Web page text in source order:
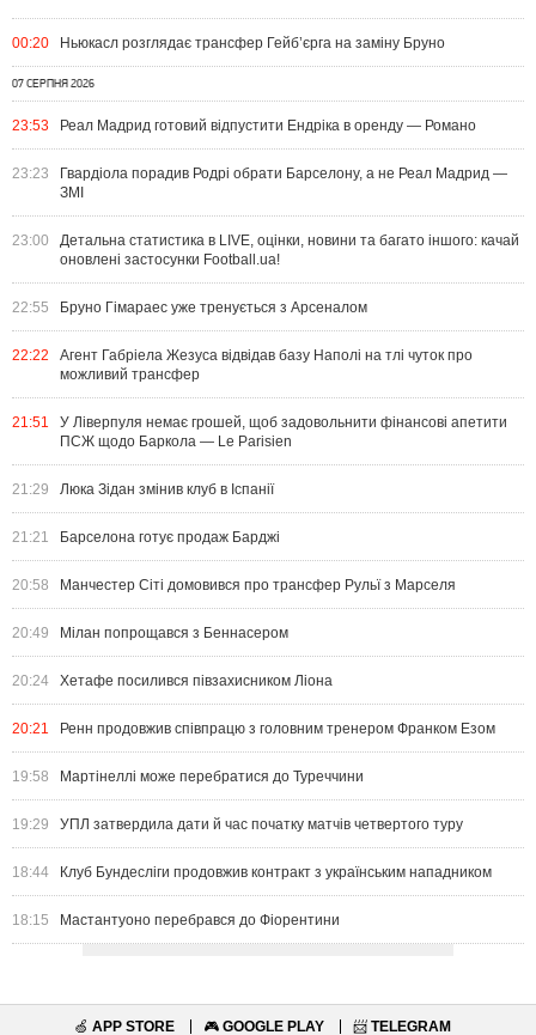
00:20 Ньюкасл розглядає трансфер Гейб’єрга на заміну Бруно
07 СЕРПНЯ 2026
23:53 Реал Мадрид готовий відпустити Ендріка в оренду — Романо
23:23
Гвардіола порадив Родрі обрати Барселону, а не Реал Мадрид —
ЗМІ
23:00
Детальна статистика в LIVE, оцінки, новини та багато іншого: качай
оновлені застосунки Football.ua!
22:55 Бруно Гімараес уже тренується з Арсеналом
22:22
Агент Габріела Жезуса відвідав базу Наполі на тлі чуток про
можливий трансфер
21:51
У Ліверпуля немає грошей, щоб задовольнити фінансові апетити
ПСЖ щодо Баркола — Le Parisien
21:29 Люка Зідан змінив клуб в Іспанії
21:21 Барселона готує продаж Барджі
20:58 Манчестер Сіті домовився про трансфер Рульї з Марселя
20:49 Мілан попрощався з Беннасером
20:24 Хетафе посилився півзахисником Ліона
20:21 Ренн продовжив співпрацю з головним тренером Франком Езом
19:58 Мартінеллі може перебратися до Туреччини
19:29 УПЛ затвердила дати й час початку матчів четвертого туру
18:44 Клуб Бундесліги продовжив контракт з українським нападником
18:15 Мастантуоно перебрався до Фіорентини
🍏 APP STORE 🎮 GOOGLE PLAY 📨 TELEGRAM